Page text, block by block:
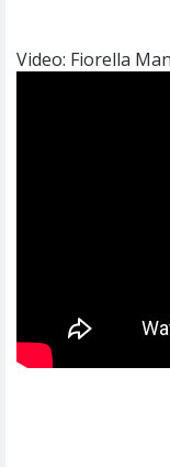
Video: Fiorella